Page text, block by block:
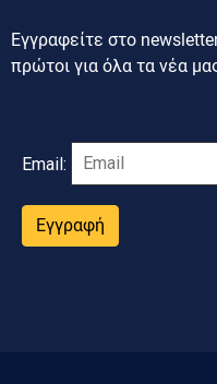
Εγγραφείτε στο
πρώτοι για όλα τα νέα
Email:
Εγγραφή